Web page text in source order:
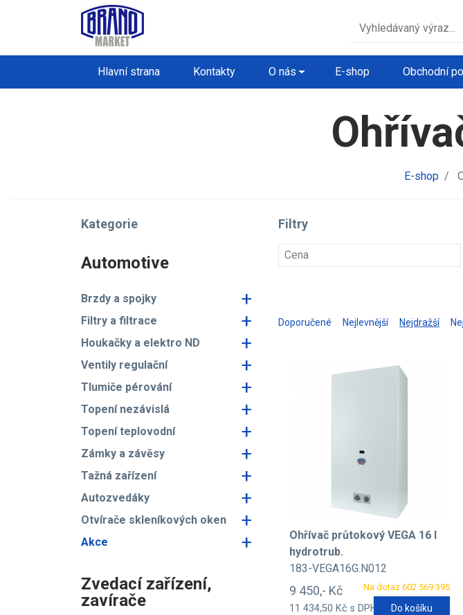
Hlavní strana Kontakty O nás E-shop Obchodní
E-shop /
Kategorie
Automotive
Brzdy a spojky +
Filtry a filtrace +
Houkačky a elektro ND +
Ventily regulační +
Tlumiče pérování +
Topení nezávislá +
Topení teplovodní +
Zámky a závěsy +
Tažná zařízení +
Autozvedáky +
Otvírače skleníkových oken +
Akce +
Zvedací zařízení,
zavírače
Filtry
Cena
Doporučené Nejlevnější Nejdražší
Ohřívač průtokový VEGA 16 l
hydrotrub.
183-VEGA16G.N012
Na dotaz 602 569 395
9 450,- Kč
11 434,50 Kč s DPH Do košíku